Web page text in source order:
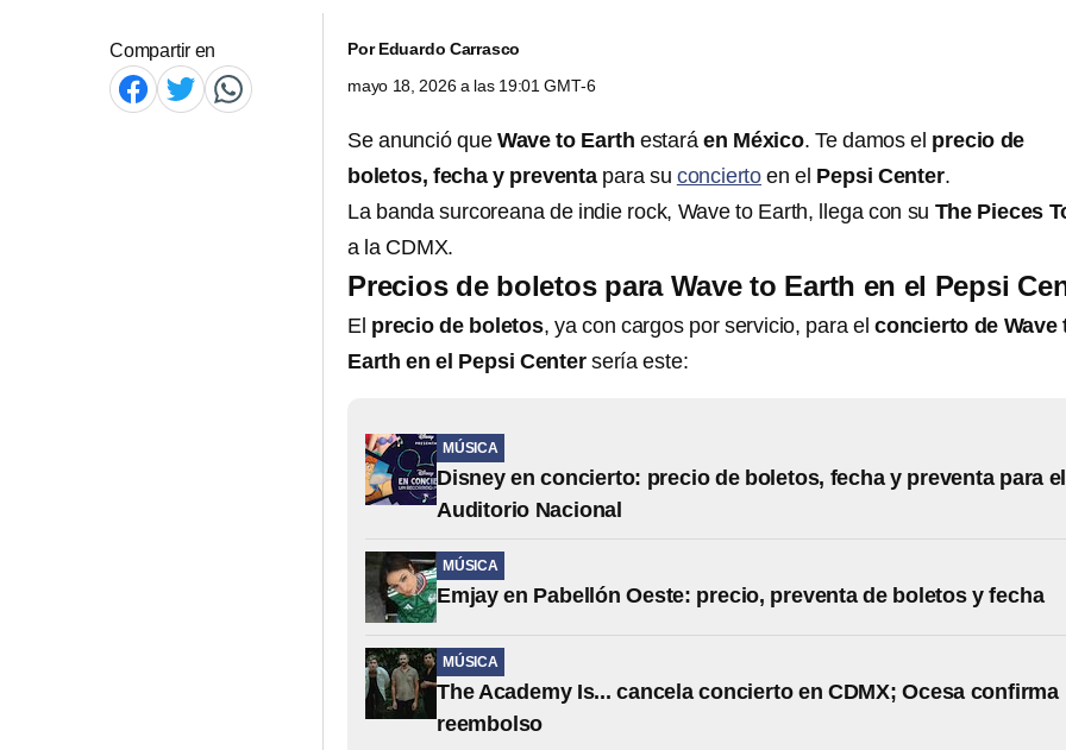
Compartir en PorEduardo Carrasco
mayo 18, 2026 a las 19:01 GMT-6
Se anunció que Wave to Earth estaráen México. Te damos el precio de
boletos, fecha y preventapara su concierto en el Pepsi Center.
La banda surcoreana de indie rock, Wave to Earth, llega con su The Pieces
a la CDMX.
Precios de boletos para Wave to Earth en el Pepsi
El precio de boletos, ya con cargos por servicio, para elconcierto de Wave
Earth en el Pepsi Centersería este:
MÚSICA
Disney en concierto: precio de boletos, fecha y preventa para el
Auditorio Nacional
MÚSICA
Emjay en Pabellón Oeste: precio, preventa de boletos y fecha
MÚSICA
The Academy Is... cancela concierto en CDMX; Ocesa confirma
reembolso